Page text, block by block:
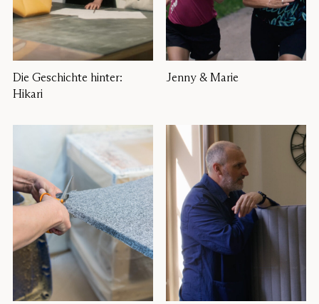
Die Geschichte hinter:
Hikari
Jenny & Marie